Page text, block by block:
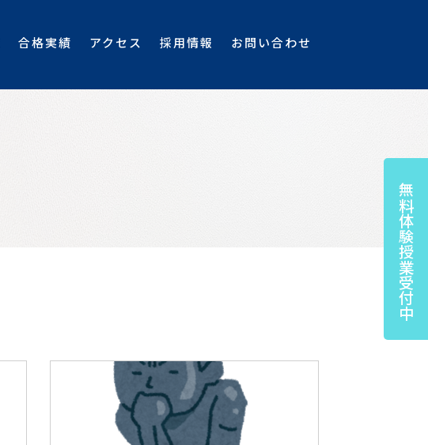
合格実績 アクセス 採用情報 お問い合わせ
無料体験授業受付中